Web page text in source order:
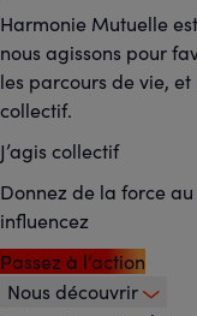
Harmonie Mutuelle
nous agissons pour
les parcours de vie,
collectif.
J’agis collectif
Donnez de la force
influencez
Passez à l’action
Nous découvrir